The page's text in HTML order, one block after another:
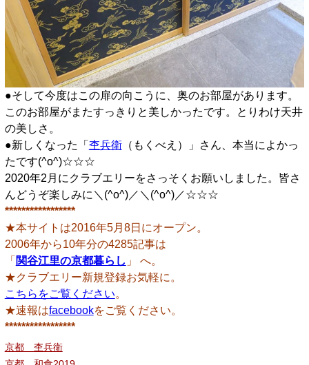
●そして今度はこの扉の向こうに、奥のお部屋があります。
このお部屋がまたすっきりと美しかったです。とりわけ天井
の美しさ。
●新しくなった「 杢兵衛（もくべえ）」さん、本当によかっ
たです(^o^)☆☆☆
2020年2月にクラブエリーをさっそくお願いしました。皆さ
んどうぞ楽しみに＼(^o^)／＼(^o^)／☆☆☆
*****************
★本サイトは2016年5月8日にオープン。
2006年から10年分の4285記事は
「 関谷江里の京都暮らし 」 へ。
★クラブエリー新規登録お気軽に。
こちらをご覧ください。
★速報はfacebookをご覧ください。
*****************
京都 杢兵衛